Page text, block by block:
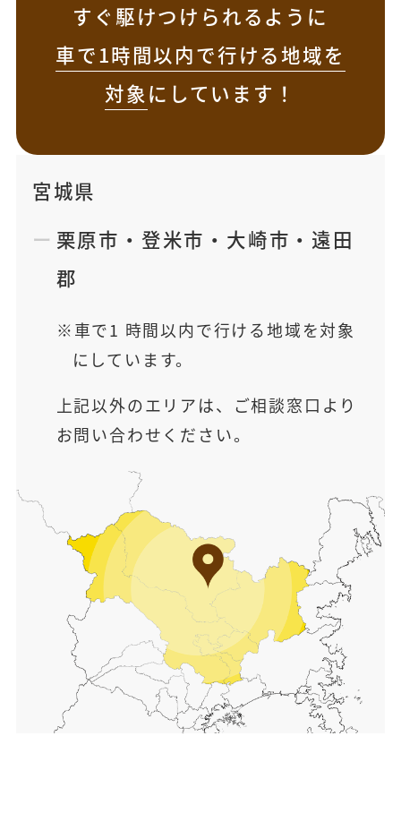
すぐ駆けつけられるように
車で1時間以内で行ける地域を
対象にしています！
宮城県
栗原市 ・ 登米市 ・ 大崎市 ・ 遠田
郡
車で1 時間以内で行ける地域を対象
にしています。
上記以外のエリアは、ご相談窓口より
お問い合わせください。